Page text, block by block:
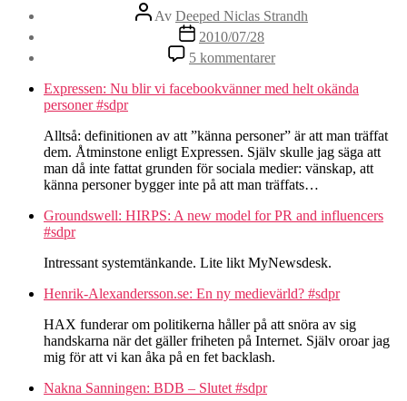
Inläggsförfattare
Av Deeped Niclas Strandh
Inläggsdatum
2010/07/28
5 kommentarertill
DigitalPR
omvärldskollar
Expressen: Nu blir vi facebookvänner med helt okända
personer #sdpr
Alltså: definitionen av att ”känna personer” är att man träffat
dem. Åtminstone enligt Expressen. Själv skulle jag säga att
man då inte fattat grunden för sociala medier: vänskap, att
känna personer bygger inte på att man träffats…
Groundswell: HIRPS: A new model for PR and influencers
#sdpr
Intressant systemtänkande. Lite likt MyNewsdesk.
Henrik-Alexandersson.se: En ny medievärld? #sdpr
HAX funderar om politikerna håller på att snöra av sig
handskarna när det gäller friheten på Internet. Själv oroar jag
mig för att vi kan åka på en fet backlash.
Nakna Sanningen: BDB – Slutet #sdpr